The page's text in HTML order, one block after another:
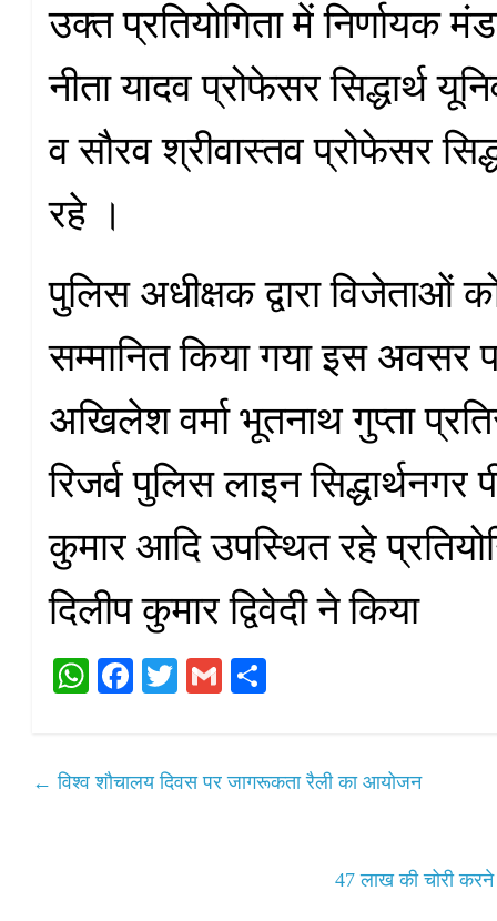
उक्त प्रतियोगिता में निर्णायक
नीता यादव प्रोफेसर सिद्धार्थ
व सौरव श्रीवास्तव प्रोफेसर
रहे ।
पुलिस अधीक्षक द्वारा विजेताओं
सम्मानित किया गया इस
अखिलेश वर्मा भूतनाथ गुप्ता
रिजर्व पुलिस लाइन
कुमार आदि उपस्थित रहे
दिलीप कुमार द्विवेदी ने किया
W
A
Fa
ok
T
r
G
← विश्व शौचालय दिवस पर जागरूकता रैली का आयोजन
47 लाख की चोरी